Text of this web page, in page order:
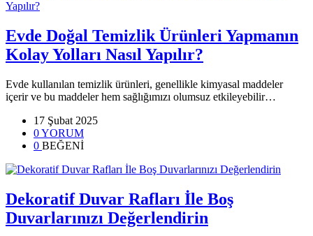
Evde Doğal Temizlik Ürünleri Yapmanın
Kolay Yolları Nasıl Yapılır?
Evde kullanılan temizlik ürünleri, genellikle kimyasal maddeler
içerir ve bu maddeler hem sağlığımızı olumsuz etkileyebilir…
17 Şubat 2025
0 YORUM
0 BEĞENİ
Dekoratif Duvar Rafları İle Boş
Duvarlarınızı Değerlendirin